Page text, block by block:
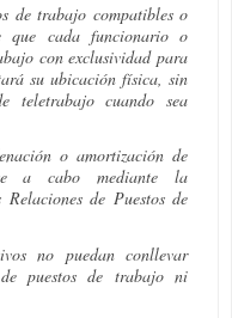
de trabajo compatibles o
que cada funcionario o
con exclusividad para
su ubicación física, sin
teletrabajo cuando sea
o amortización de
a cabo mediante la
de Puestos de
no puedan conllevar
puestos de trabajo ni